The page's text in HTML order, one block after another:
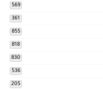
569
361
855
818
830
536
205